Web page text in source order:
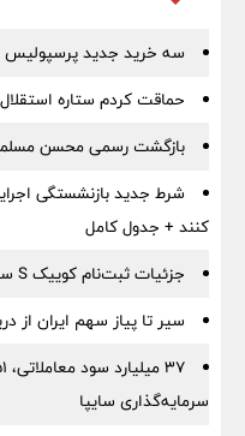
سه خرید جدید پرسپولیس
حماقت کردم ستاره
بازگشت رسمی محسن
کنند + جدول کامل
جزئیات ثبت‌نام کوییک S سایپا از شنبه ۱۷ مرداد + جدول شرایط
سیر تا پیاز سهم ایران از
سرمایه‌گذاری سایپا